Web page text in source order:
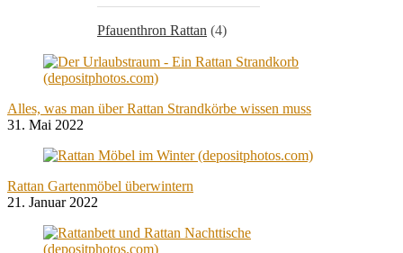
Pfauenthron Rattan (4)
Alles, was man über Rattan Strandkörbe wissen muss
31. Mai 2022
Rattan Gartenmöbel überwintern
21. Januar 2022